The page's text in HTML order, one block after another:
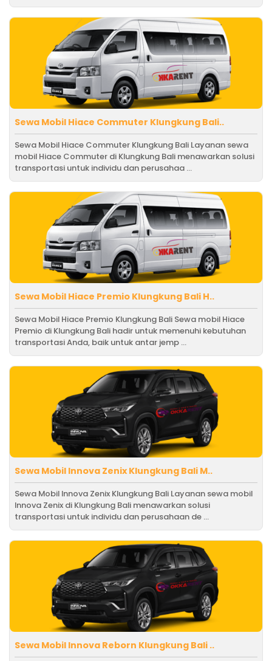
Sewa Mobil Hiace Commuter Klungkung Bali..
Sewa Mobil Hiace Commuter Klungkung Bali Layanan sewa
mobil Hiace Commuter di Klungkung Bali menawarkan solusi
transportasi untuk individu dan perusahaa ...
Sewa Mobil Hiace Premio Klungkung Bali H..
Sewa Mobil Hiace Premio Klungkung Bali Sewa mobil Hiace
Premio di Klungkung Bali hadir untuk memenuhi kebutuhan
transportasi Anda, baik untuk antar jemp ...
Sewa Mobil Innova Zenix Klungkung Bali M..
Sewa Mobil Innova Zenix Klungkung Bali Layanan sewa mobil
Innova Zenix di Klungkung Bali menawarkan solusi
transportasi untuk individu dan perusahaan de ...
Sewa Mobil Innova Reborn Klungkung Bali ..